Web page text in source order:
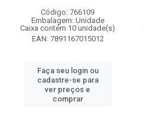
Código: 766109
Embalagem: Unidade
Caixa contém 10 unidade(s)
EAN: 7891167015012
Faça seu login ou
cadastre-se para
ver preços e
comprar